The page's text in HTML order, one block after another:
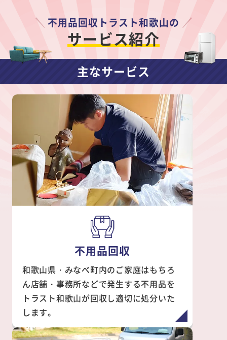
不用品回収トラスト和歌山の
サービス紹介
主なサービス
不用品回収
和歌山県・みなべ町内のご家庭はもちろ
ん店舗・事務所などで発生する不用品を
トラスト和歌山が回収し適切に処分いた
します。